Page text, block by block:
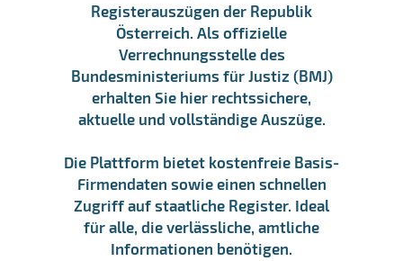
Registerauszügen der Republik
Österreich. Als offizielle
Verrechnungsstelle des
Bundesministeriums für Justiz (BMJ)
erhalten Sie hier rechtssichere,
aktuelle und vollständige Auszüge.
Die Plattform bietet kostenfreie Basis-
Firmendaten sowie einen schnellen
Zugriff auf staatliche Register. Ideal
für alle, die verlässliche, amtliche
Informationen benötigen.